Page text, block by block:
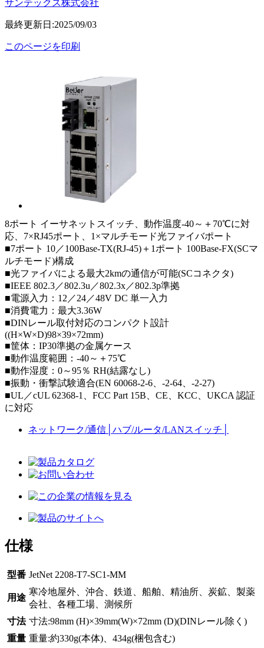
サンテックス株式会社
最終更新日:2025/09/03
このページを印刷
8ポート イーサネットスイッチ、動作温度-40～＋70℃に対
応、7×RJ45ポート、1×マルチモード光ファイバポート
■7ポート 10／100Base-TX(RJ-45)＋1ポート 100Base-FX(SCマ
ルチモード)構成
■光ファイバによる最大2kmの通信が可能(SCコネクタ)
■IEEE 802.3／802.3u／802.3x／802.3p準拠
■電源入力：12／24／48V DC 単一入力
■消費電力：最大3.36W
■DINレール取付対応のコンパクト設計
((H×W×D)98×39×72mm)
■筐体：IP30準拠の金属ケース
■動作温度範囲：-40～＋75℃
■動作湿度：0～95％ RH(結露なし)
■振動・衝撃試験適合(EN 60068-2-6、-2-64、-2-27)
■UL／cUL 62368-1、FCC Part 15B、CE、KCC、UKCA 認証
に対応
ネットワーク/通信 ハブ/ルータ/LANスイッチ
仕様
型番 JetNet 2208-T7-SC1-MM
用途
寒冷地屋外、沖合、鉄道、船舶、精油所、炭鉱、製薬
会社、各種工場、測候所
寸法 寸法:98mm (H)×39mm(W)×72mm (D)(DINレール除く)
重量 重量:約330g(本体)、434g(梱包含む)